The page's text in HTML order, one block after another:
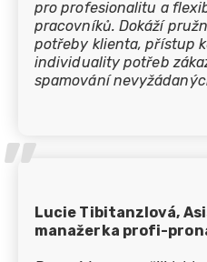
pro profesionalitu a
pracovníků. Dokáží
potřeby klienta, přístup
individuality potřeb
spamování
velmi krátkém časovém
spokojení.
’’Lucie Tibitanzlová,
manažerka profi-